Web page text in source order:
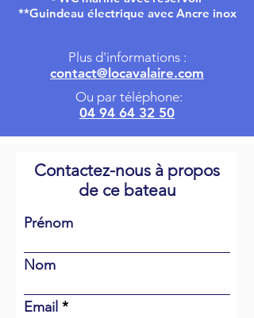
**Guindeau électrique avec Ancre inox
Plus d'informations :
contact@locavalaire.com
Ou par téléphone:
04 94 64 32 50
Contactez-nous à propos
de ce bateau
Prénom
Nom
Email